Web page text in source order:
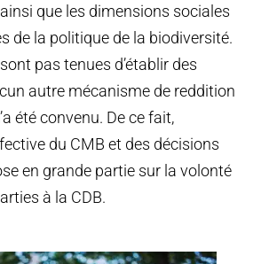
que les dimensions sociales
de la politique de la biodiversité.
pas tenues d’établir des
autre mécanisme de reddition
été convenu. De ce fait,
du CMB et des décisions
en grande partie sur la volonté
à la CDB.